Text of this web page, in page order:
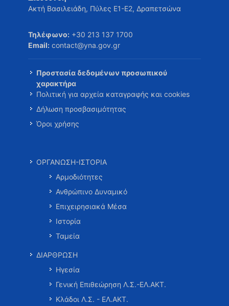
Ακτή Βασιλειάδη, Πύλες Ε1-Ε2, Δραπετσώνα
Τηλέφωνο: +30 213 137 1700
Email: contact@yna.gov.gr
Προστασία δεδομένων προσωπικού
χαρακτήρα
Πολιτική για αρχεία καταγραφής και cookies
Δήλωση προσβασιμότητας
Όροι χρήσης
ΟΡΓΑΝΩΣΗ-ΙΣΤΟΡΙΑ
Αρμοδιότητες
Ανθρώπινο Δυναμικό
Επιχειρησιακά Μέσα
Ιστορία
Ταμεία
ΔΙΑΡΘΡΩΣΗ
Ηγεσία
Γενική Επιθεώρηση Λ.Σ.-ΕΛ.ΑΚΤ.
Κλάδοι Λ.Σ. - ΕΛ.ΑΚΤ.